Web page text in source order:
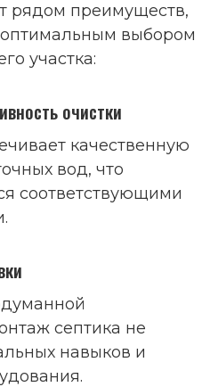
рядом преимуществ,
выбором
участка:
очистки
качественную
вод, что
соответствующими
септика не
навыков и